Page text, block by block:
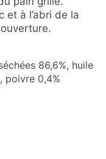
et à l’abri de la
86,6%, huile
poivre 0,4%